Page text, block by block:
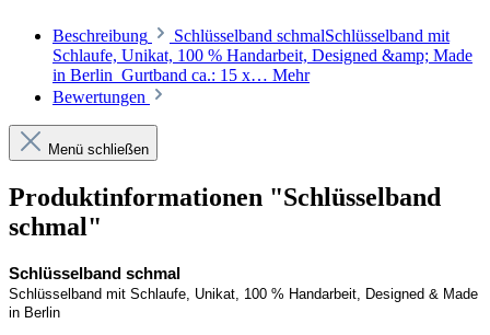
Beschreibung
Schlüsselband schmalSchlüsselband mit
Schlaufe, Unikat, 100 % Handarbeit, Designed &amp; Made
in Berlin Gurtband ca.: 15 x… Mehr
Bewertungen
Menü schließen
Produktinformationen "Schlüsselband
schmal"
Schlüsselband schmal
Schlüsselband mit Schlaufe, Unikat, 100 % Handarbeit, Designed & Made
in Berlin